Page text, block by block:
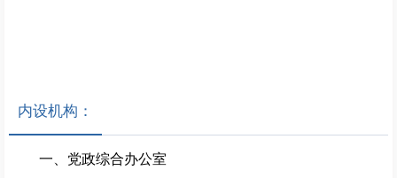
内设机构：
一、党政综合办公室